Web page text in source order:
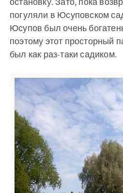
погуляли в Юсуповском
Юсупов был очень
поэтому этот просторный
был как раз-таки садиком.